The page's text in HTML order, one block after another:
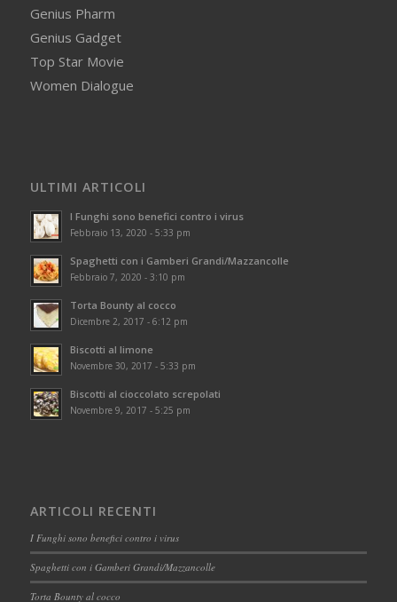
Genius Pharm
Genius Gadget
Top Star Movie
Women Dialogue
ULTIMI ARTICOLI
I Funghi sono benefici contro i virus
Febbraio 13, 2020 - 5:33 pm
Spaghetti con i Gamberi Grandi/Mazzancolle
Febbraio 7, 2020 - 3:10 pm
Torta Bounty al cocco
Dicembre 2, 2017 - 6:12 pm
Biscotti al limone
Novembre 30, 2017 - 5:33 pm
Biscotti al cioccolato screpolati
Novembre 9, 2017 - 5:25 pm
ARTICOLI RECENTI
I Funghi sono benefici contro i virus
Spaghetti con i Gamberi Grandi/Mazzancolle
Torta Bounty al cocco